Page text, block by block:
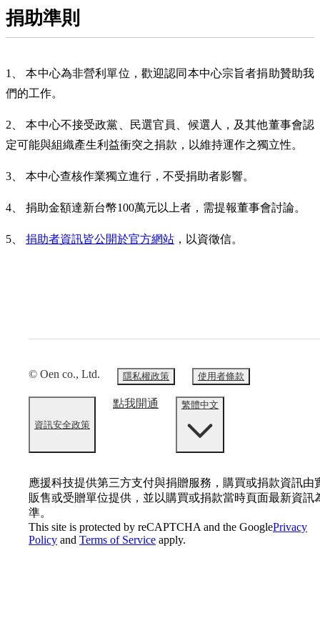
捐助準則
1、 本中心為非營利單位，歡迎認同本中心宗旨者捐助贊助我
們的工作。
2、 本中心不接受政黨、民選官員、候選人，及其他董事會認
定可能與組織產生利益衝突之捐款，以維持運作之獨立性。
3、 本中心查核作業獨立進行，不受捐助者影響。
4、 捐助金額達新台幣100萬元以上者，需提報董事會討論。
5、 捐助者資訊皆公開於官方網站 ，以資徵信。
© Oen co., Ltd. 隱私權政策 使用者條款
資訊安全政策
點我開通 繁體中文
應援科技提供第三方支付與捐贈服務，購買或捐款資訊由
販售或受贈單位提供，並以購買或捐款當時頁面最新資訊
準。
This site is protected by reCAPTCHA and the GooglePrivacy
Policy and Terms of Service apply.